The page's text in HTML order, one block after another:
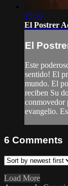
15:50
El Postrer
El
Este
sentido! El
mundo. El
reciben Su
conmovedor
evangelio.
6 Comments
Load More